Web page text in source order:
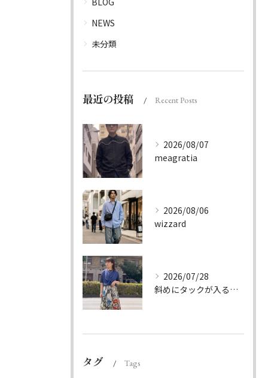
NEWS
未分類
最近の投稿 Recent Posts
2026/08/07
meagratia
2026/08/06
wizzard
2026/07/28
斜めにタックが入る事でスカートに綺麗な流れができ、品の良さを...
タグ Tags